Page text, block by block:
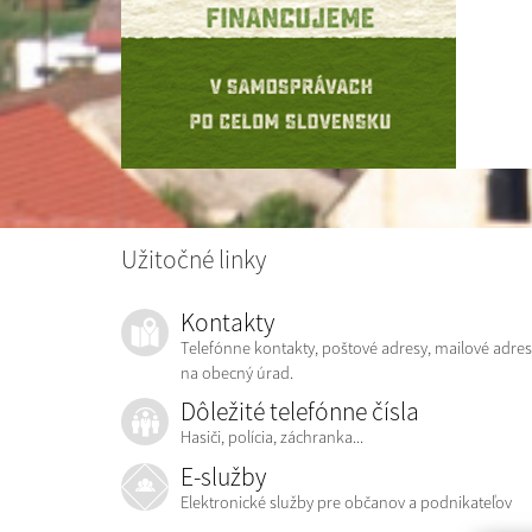
Užitočné linky
Kontakty
Telefónne kontakty, poštové adresy, mailové
na obecný úrad.
Dôležité telefónne čísla
Hasiči, polícia, záchranka...
E-služby
Elektronické služby pre občanov a podnikateľov